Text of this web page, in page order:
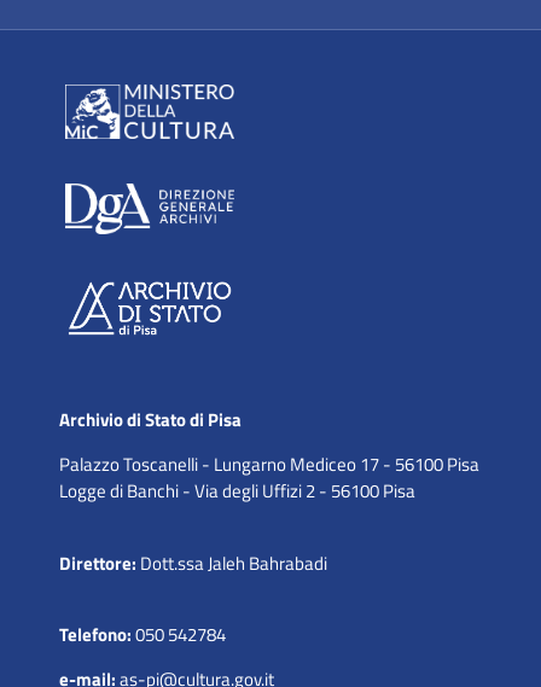
Archivio di Stato di Pisa
Palazzo Toscanelli - Lungarno Mediceo 17 - 56100 Pisa
Logge di Banchi - Via degli Uffizi 2 - 56100 Pisa
Direttore: Dott.ssa Jaleh Bahrabadi
Telefono:050 542784
e-mail:as-pi@cultura.gov.it